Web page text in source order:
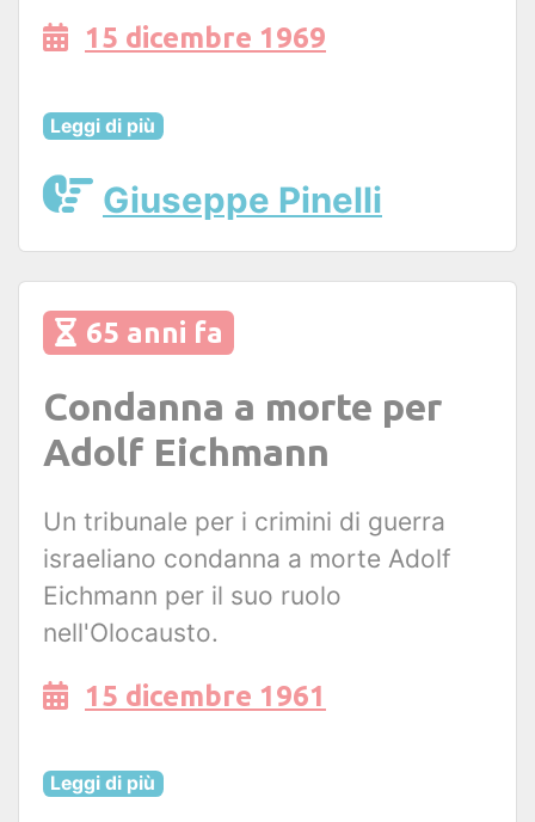
15 dicembre 1969
Leggi di più
Giuseppe Pinelli
65 anni fa
Condanna a morte per
Adolf Eichmann
Un tribunale per i crimini di guerra
israeliano condanna a morte Adolf
Eichmann per il suo ruolo
nell'Olocausto.
15 dicembre 1961
Leggi di più